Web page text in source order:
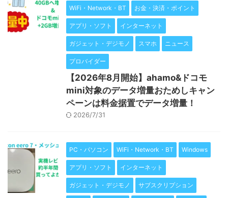
WiFi・Network・BT お金・決済・ポイント
アプリ・ソフト インターネット
ガジェット・デジモノ スマホ ニュース
プロバイダー
【2026年8月開始】ahamo&ドコモ
mini対象のデータ増量おためしキャン
ペーンは料金据置でデータ増量！
2026/7/31
PC・パソコン WiFi・Network・BT Windows
アプリ・ソフト インターネット
ガジェット・デジモノ サブスクリプション